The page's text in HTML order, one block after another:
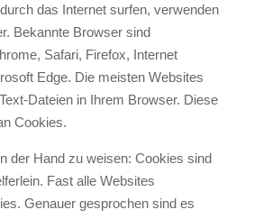
das Internet surfen, verwenden
Bekannte Browser sind
Safari, Firefox, Internet
Edge. Die meisten Websites
Dateien in Ihrem Browser. Diese
Cookies.
der Hand zu weisen: Cookies sind
Fast alle Websites
Genauer gesprochen sind es